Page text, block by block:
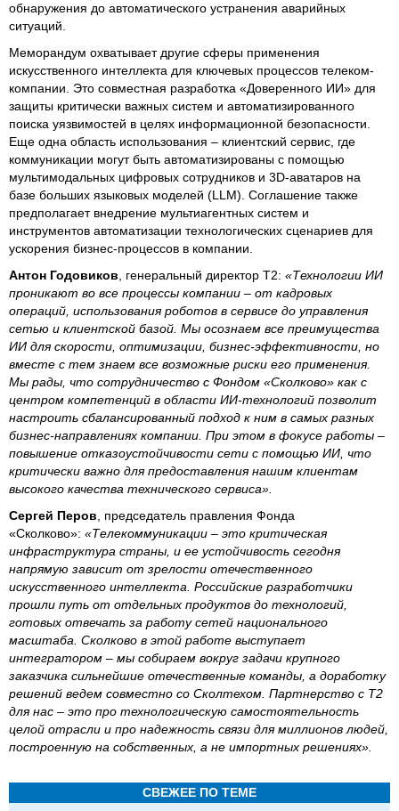
обнаружения до автоматического устранения аварийных
ситуаций.
Меморандум охватывает другие сферы применения
искусственного интеллекта для ключевых процессов телеком-
компании. Это совместная разработка «Доверенного ИИ» для
защиты критически важных систем и автоматизированного
поиска уязвимостей в целях информационной безопасности.
Еще одна область использования – клиентский сервис, где
коммуникации могут быть автоматизированы с помощью
мультимодальных цифровых сотрудников и 3D-аватаров на
базе больших языковых моделей (LLM). Соглашение также
предполагает внедрение мультиагентных систем и
инструментов автоматизации технологических сценариев для
ускорения бизнес-процессов в компании.
Антон Годовиков , генеральный директор Т2: «Технологии ИИ
проникают во все процессы компании – от кадровых
операций, использования роботов в сервисе до управления
сетью и клиентской базой. Мы осознаем все преимущества
ИИ для скорости, оптимизации, бизнес-эффективности, но
вместе с тем знаем все возможные риски его применения.
Мы рады, что сотрудничество с Фондом «Сколково» как с
центром компетенций в области ИИ-технологий позволит
настроить сбалансированный подход к ним в самых разных
бизнес-направлениях компании. При этом в фокусе работы –
повышение отказоустойчивости сети с помощью ИИ, что
критически важно для предоставления нашим клиентам
высокого качества технического сервиса».
Сергей Перов , председатель правления Фонда
«Сколково»: «Телекоммуникации – это критическая
инфраструктура страны, и ее устойчивость сегодня
напрямую зависит от зрелости отечественного
искусственного интеллекта. Российские разработчики
прошли путь от отдельных продуктов до технологий,
готовых отвечать за работу сетей национального
масштаба. Сколково в этой работе выступает
интегратором – мы собираем вокруг задачи крупного
заказчика сильнейшие отечественные команды, а доработку
решений ведем совместно со Сколтехом. Партнерство с Т2
для нас – это про технологическую самостоятельность
целой отрасли и про надежность связи для миллионов людей,
построенную на собственных, а не импортных решениях».
СВЕЖЕЕ ПО ТЕМЕ